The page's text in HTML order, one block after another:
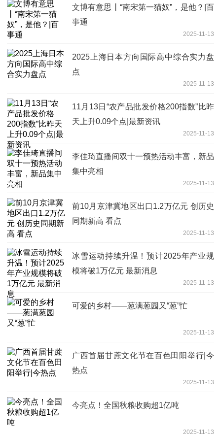
文博有意思丨“南宋第一猫奴”，是他？|百
事通
2025-11-13
2025上海日本方向国际高中综合实力盘
点
2025-11-13
11月13日“农产品批发价格200指数”比昨
天上升0.09个点|最新资讯
2025-11-13
李佳琦直播间双十一预热活动丰富，新品
集中亮相
2025-11-13
前10月京津冀地区出口1.2万亿元 创历史
同期新高 看点
2025-11-13
冰雪运动持续升温！预计2025年产业规
模将破1万亿元 最新消息
2025-11-13
可爱的乡村——葱满葱园又“葱”忙
2025-11-13
广西首届甘蔗文化节在百色田阳举行|今
热点
2025-11-13
今亮点！全国秋粮收购超1亿吨
2025-11-13